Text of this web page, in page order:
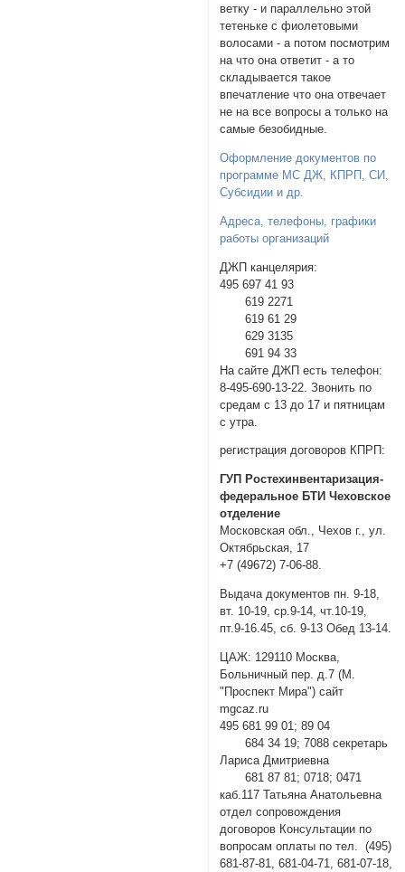
ветку - и параллельно этой
тетеньке с фиолетовыми
волосами - а потом посмотрим
на что она ответит - а то
складывается такое
впечатление что она отвечает
не на все вопросы а только на
самые безобидные.
Оформление документов по
программе МС ДЖ, КПРП, СИ,
Субсидии и др.
Адреса, телефоны, графики
работы организаций
ДЖП канцелярия:
495 697 41 93
619 2271
619 61 29
629 3135
691 94 33
На сайте ДЖП есть телефон:
8-495-690-13-22. Звонить по
средам с 13 до 17 и пятницам
с утра.
регистрация договоров КПРП:
ГУП Ростехинвентаризация-
федеральное БТИ Чеховское
отделение
Московская обл., Чехов г., ул.
Октябрьская, 17
+7 (49672) 7-06-88.
Выдача документов пн. 9-18,
вт. 10-19, ср.9-14, чт.10-19,
пт.9-16.45, сб. 9-13 Обед 13-14.
ЦАЖ: 129110 Москва,
Больничный пер. д.7 (М.
"Проспект Мира") сайт
mgcaz.ru
495 681 99 01; 89 04
684 34 19; 7088 секретарь
Лариса Дмитриевна
681 87 81; 0718; 0471
каб.117 Татьяна Анатольевна
отдел сопровождения
договоров Консультации по
вопросам оплаты по тел. (495)
681-87-81, 681-04-71, 681-07-18,